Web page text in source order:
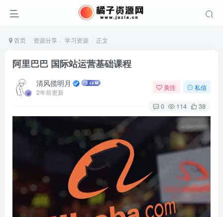
首页 资源分享 学习资源 正文
阿里巴巴 国际站运营基础课程
清风揽明月
2年前更新
关注 私信
0 114 38